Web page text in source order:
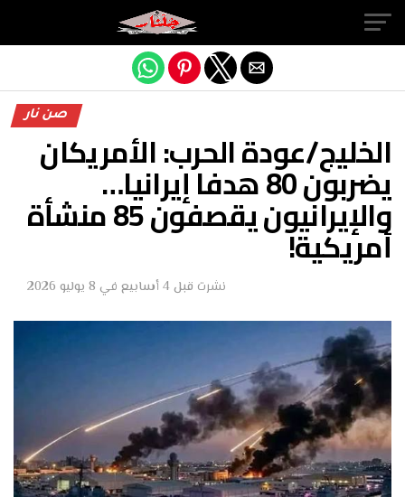
صن نار
الخليج/عودة الحرب: الأمريكان
يضربون 80 هدفا إيرانيا…
والإيرانيون يقصفون 85 منشأة
أمريكية!
نشرت قبل 4 أسابيع في 8 يوليو 2026
Exit mobile version